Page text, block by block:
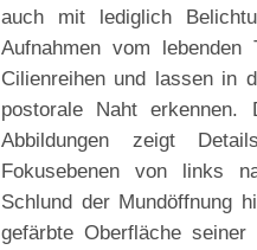
auch mit lediglich
Aufnahmen vom
Cilienreihen und lassen in
postorale Naht erkennen.
Abbildungen zeigt
Fokusebenen von links
Schlund der Mundöffnung
gefärbte Oberfläche seiner